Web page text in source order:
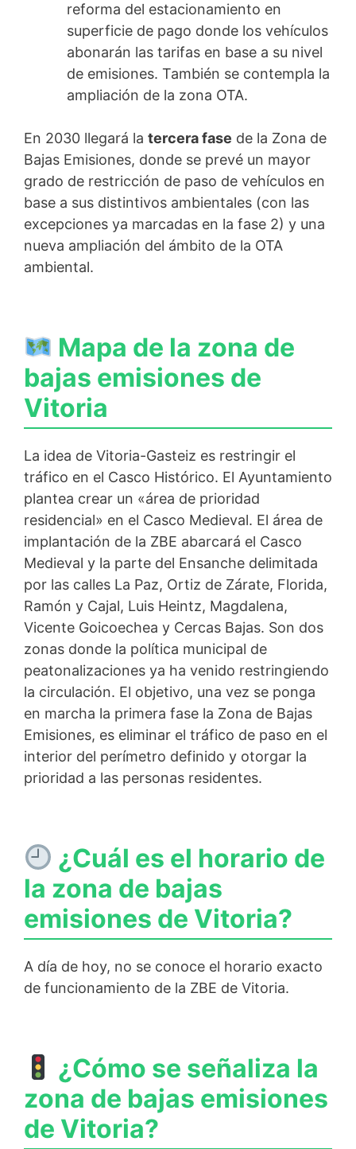
reforma del estacionamiento en
superficie de pago donde los vehículos
abonarán las tarifas en base a su nivel
de emisiones. También se contempla la
ampliación de la zona OTA.
En 2030 llegará la tercera fase de la Zona de
Bajas Emisiones, donde se prevé un mayor
grado de restricción de paso de vehículos en
base a sus distintivos ambientales (con las
excepciones ya marcadas en la fase 2) y una
nueva ampliación del ámbito de la OTA
ambiental.
Mapa de la zona de
bajas emisiones de
Vitoria
La idea de Vitoria-Gasteiz es restringir el
tráfico en el Casco Histórico. El Ayuntamiento
plantea crear un «área de prioridad
residencial» en el Casco Medieval. El área de
implantación de la ZBE abarcará el Casco
Medieval y la parte del Ensanche delimitada
por las calles La Paz, Ortiz de Zárate, Florida,
Ramón y Cajal, Luis Heintz, Magdalena,
Vicente Goicoechea y Cercas Bajas. Son dos
zonas donde la política municipal de
peatonalizaciones ya ha venido restringiendo
la circulación. El objetivo, una vez se ponga
en marcha la primera fase la Zona de Bajas
Emisiones, es eliminar el tráfico de paso en el
interior del perímetro definido y otorgar la
prioridad a las personas residentes.
¿Cuál es el horario de
la zona de bajas
emisiones de Vitoria?
A día de hoy, no se conoce el horario exacto
de funcionamiento de la ZBE de Vitoria.
¿Cómo se señaliza la
zona de bajas emisiones
de Vitoria?